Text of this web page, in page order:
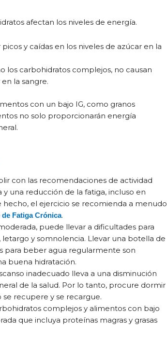
afectan los niveles de energía.
y caídas en los niveles de azúcar en la
los carbohidratos complejos, no causan
la sangre.
con un bajo IG, como granos
no solo proporcionarán energía
con las recomendaciones de actividad
una reducción de la fatiga, incluso en
el ejercicio se recomienda a menudo
Fatiga Crónica.
puede llevar a dificultades para
y somnolencia. Llevar una botella de
para beber agua regularmente son
buena hidratación.
inadecuado lleva a una disminución
de la salud. Por lo tanto, procure dormir
recupere y se recargue.
complejos y alimentos con bajo
que incluya proteínas magras y grasas